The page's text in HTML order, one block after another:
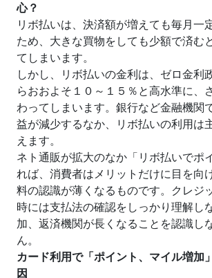
心？
リボ払いは、決済額が増えても毎月一
ため、大きな買物をしても少額で済む
てしまいます。
しかし、リボ払いの金利は、ゼロ金利
らおおよそ１０～１５％と高水準に、
わってしまいます。銀行など金融機関
益が減少するなか、リボ払いの利用は
えます。
ネト通販が拡大のなか「リボ払いでポ
れば、消費者はメリットだけに目を向
料の認識が薄くなるものです。クレジ
時には支払法の確認をしっかり理解し
加、返済機関が長くなることを認識し
ん。
カード利用で「ポイント、マイル増加
因